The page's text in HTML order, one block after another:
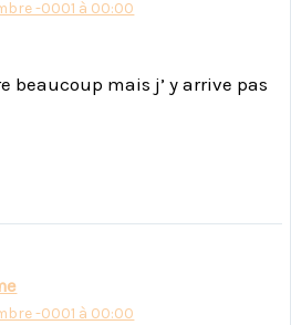
-0001 à 00:00
beaucoup mais j’ y arrive pas
-0001 à 00:00